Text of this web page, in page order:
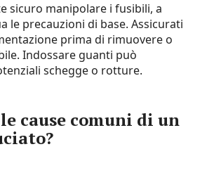
sicuro manipolare i fusibili, a
le precauzioni di base. Assicurati
prima di rimuovere o
Indossare guanti può
schegge o rotture.
cause comuni di un